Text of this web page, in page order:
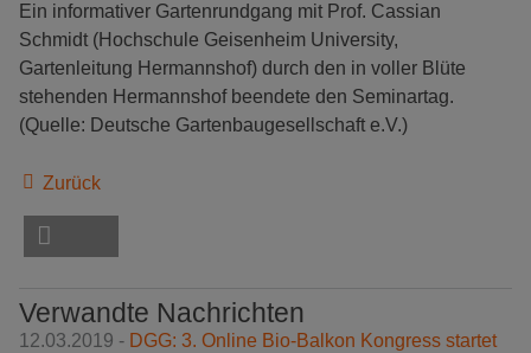
Ein informativer Gartenrundgang mit Prof. Cassian
Schmidt (Hochschule Geisenheim University,
Gartenleitung Hermannshof) durch den in voller Blüte
stehenden Hermannshof beendete den Seminartag.
(Quelle: Deutsche Gartenbaugesellschaft e.V.)
Zurück
Verwandte Nachrichten
12.03.2019 - DGG: 3. Online Bio-Balkon Kongress startet